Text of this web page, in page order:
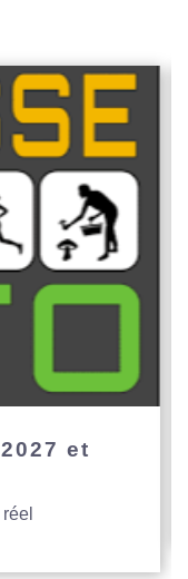
et